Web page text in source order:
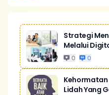
Strategi
Melalui
0 0
Kehormatan
Lidah Yang